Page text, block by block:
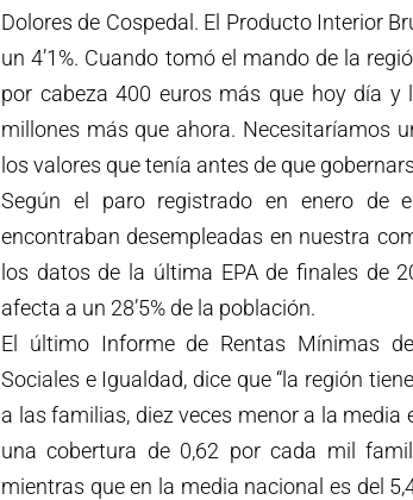
Dolores de Cospedal. El Producto Interior
un 4’1%. Cuando tomó el mando de la
por cabeza 400 euros más que hoy día y
millones más que ahora. Necesitaríamos
los valores que tenía antes de que
Según el paro registrado en enero de
encontraban desempleadas en nuestra
los datos de la última EPA de finales de
afecta a un 28’5% de la población.
El último Informe de Rentas Mínimas
Sociales e Igualdad, dice que “la región
a las familias, diez veces menor a la media
una cobertura de 0,62 por cada mil
mientras que en la media nacional es del